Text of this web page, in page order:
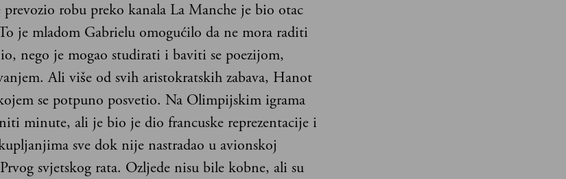
robu preko kanala La Manche je bio otac
je mladom Gabrielu omogućilo da ne mora raditi
nego je mogao studirati i baviti se poezijom,
Ali više od svih aristokratskih zabava, Hanot
se potpuno posvetio. Na Olimpijskim igrama
minute, ali je bio je dio francuske reprezentacije i
sve dok nije nastradao u avionskoj
svjetskog rata. Ozljede nisu bile kobne, ali su